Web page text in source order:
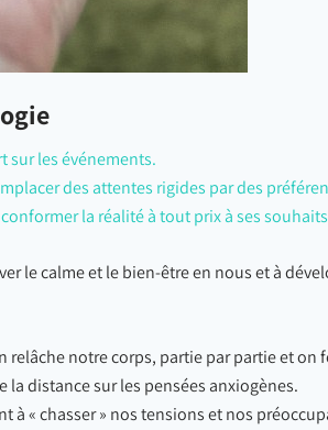
sur les événements.
des attentes rigides par des
la réalité à tout prix à ses
le calme et le bien-être en nous et à
notre corps, partie par partie et on
distance sur les pensées anxiogènes.
« chasser » nos tensions et nos